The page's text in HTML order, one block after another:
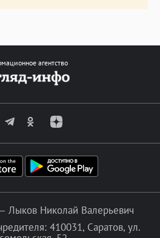
агентство
Лыков Николай Валерьевич
410031, Саратов, ул.